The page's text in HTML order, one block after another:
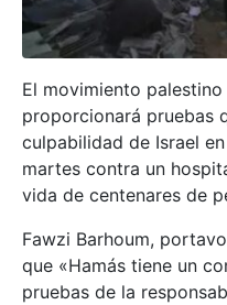
El movimiento
proporcionará pruebas
culpabilidad de Israel
martes contra un
vida de centenares de
Fawzi Barhoum,
que «Hamás tiene un
pruebas de la